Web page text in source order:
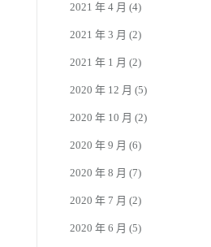
2021 年 4 月 (4)
2021 年 3 月 (2)
2021 年 1 月 (2)
2020 年 12 月 (5)
2020 年 10 月 (2)
2020 年 9 月 (6)
2020 年 8 月 (7)
2020 年 7 月 (2)
2020 年 6 月 (5)